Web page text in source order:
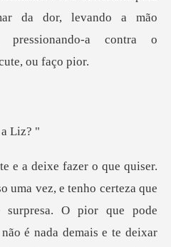
O pior que pode
é nada demais e te deixar